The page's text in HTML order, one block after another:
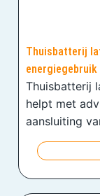
Thuisbatterij
energiegebruik
Thuisbatterij
helpt met
aansluiting